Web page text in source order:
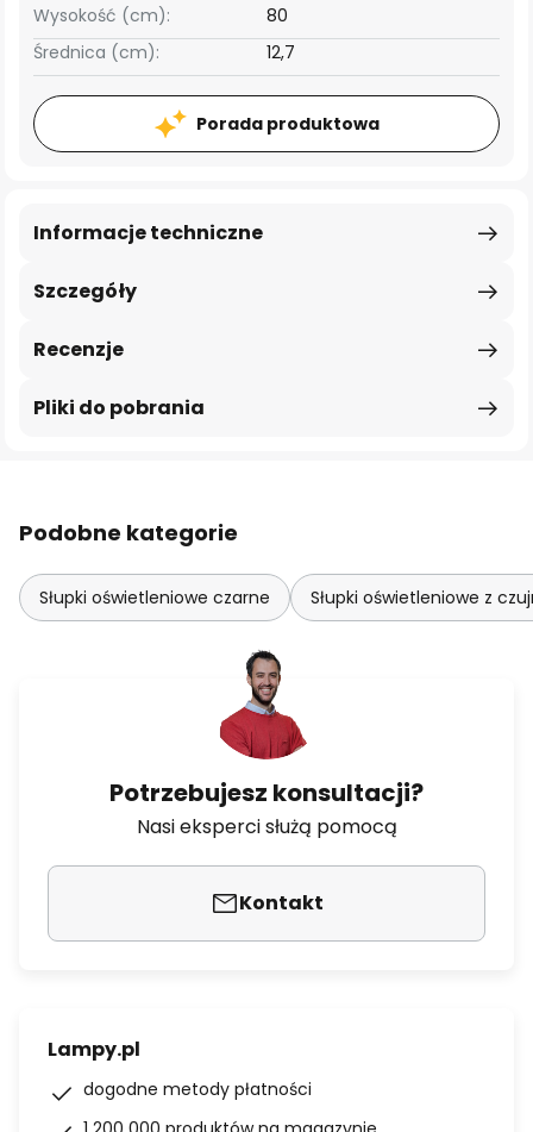
Wysokość (cm):
80
Średnica (cm):
12,7
Porada produktowa
Szczegóły
Informacje techniczne
Recenzje
Pliki do pobrania
Podobne kategorie
Słupki oświetleniowe czarne Słupki oświetleniowe z
Potrzebujesz konsultacji?
Nasi eksperci służą pomocą
Kontakt
Lampy.pl
dogodne metody płatności